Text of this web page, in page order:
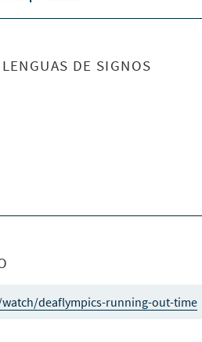
DE SIGNOS
deaflympics-running-out-time